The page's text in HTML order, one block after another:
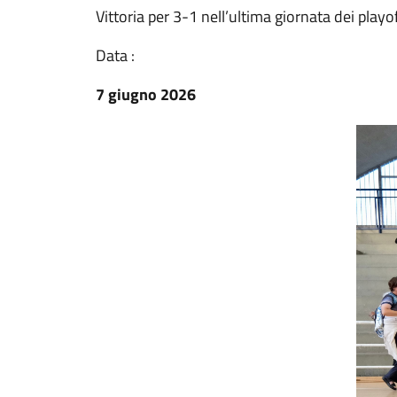
Vittoria per 3-1 nell’ultima giornata dei
Data :
7 giugno 2026